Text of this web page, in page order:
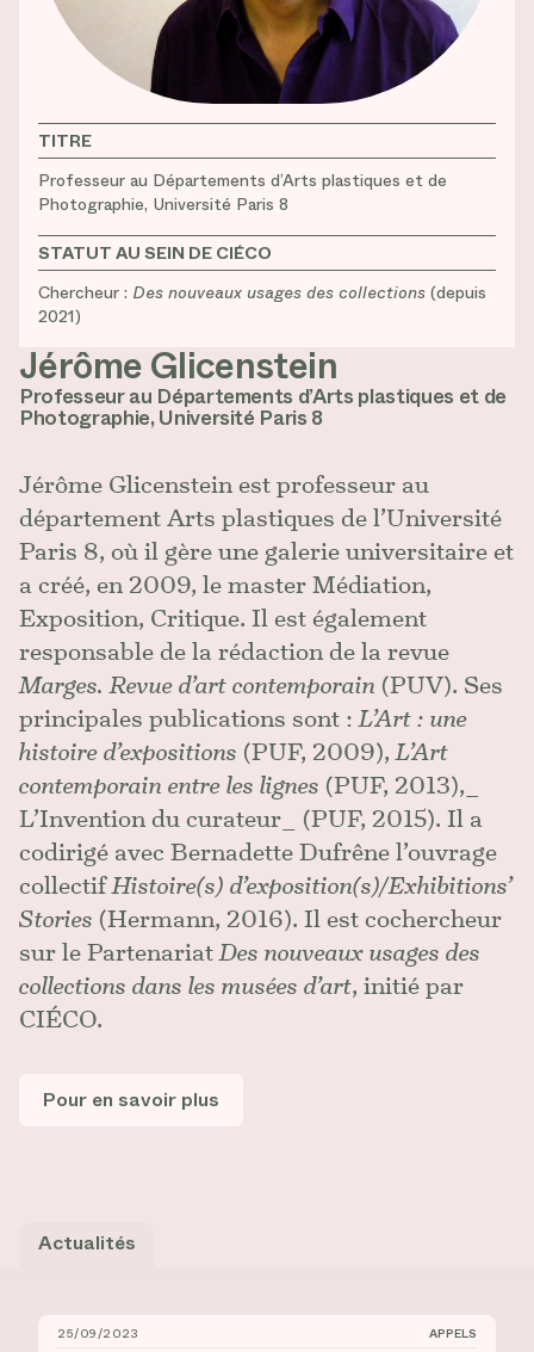
TITRE
Professeur au Départements d’Arts plastiques et de
Photographie, Université Paris 8
STATUT AU SEIN DE CIÉCO
Chercheur : Des nouveaux usages des collections (depuis
2021)
Jérôme Glicenstein
Professeur au Départements d’Arts plastiques et de
Photographie, Université Paris 8
Jérôme Glicenstein est professeur au
département Arts plastiques de l’Université
Paris 8, où il gère une galerie universitaire et
a créé, en 2009, le master Médiation,
Exposition, Critique. Il est également
responsable de la rédaction de la revue
Marges. Revue d’art contemporain (PUV). Ses
principales publications sont :L’Art : une
histoire d’expositions (PUF, 2009),L’Art
contemporain entre les lignes (PUF, 2013),_
L’Invention du curateur_ (PUF, 2015). Il a
codirigé avec Bernadette Dufrêne l’ouvrage
collectifHistoire(s) d’exposition(s)/Exhibitions’
Stories (Hermann, 2016). Il est cochercheur
sur le PartenariatDes nouveaux usages des
collections dans les musées d’art, initié par
CIÉCO.
Pour en savoir plus
Actualités
Concours des bourses doctorales 2023-2024 du
25/09/2023 APPELS